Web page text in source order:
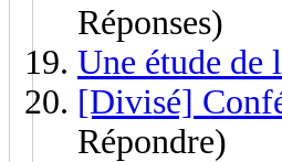
Réponses)
Une étude de
[Divisé]
Répondre)